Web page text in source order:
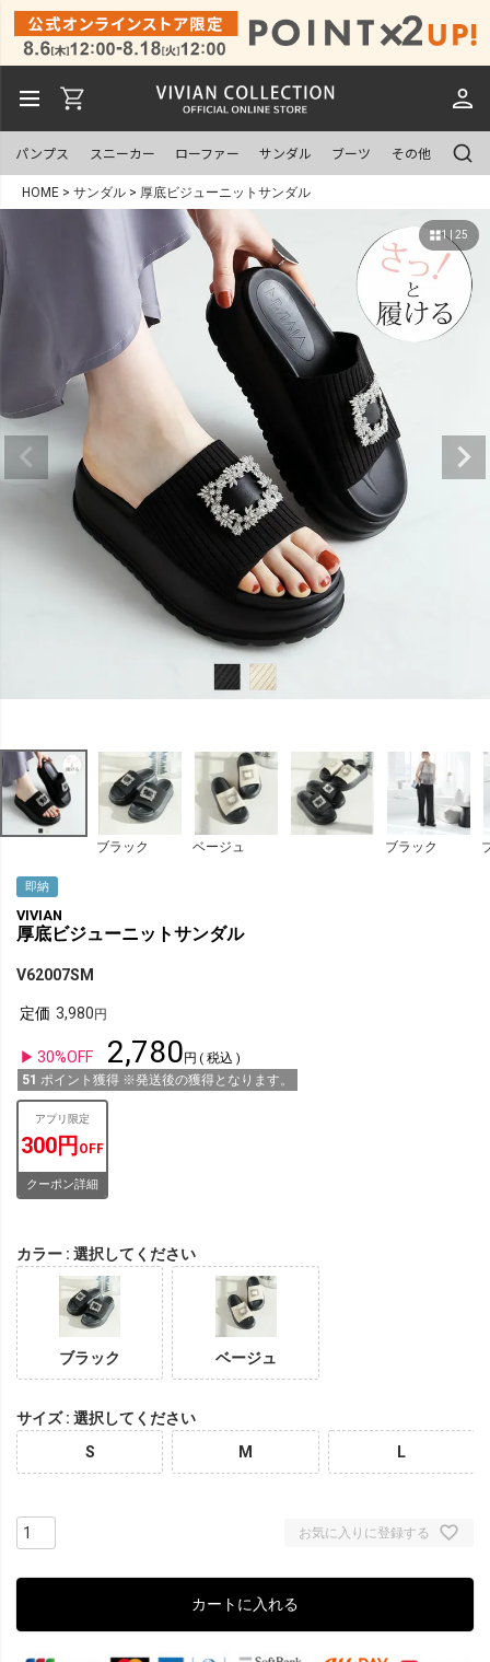
パンプス スニーカー ローファー サンダル ブーツ その他
HOME サンダル 厚底ビジューニットサンダル
1 | 25
ブラック ベージュ ブラック
即納
VIVIAN
厚底ビジューニットサンダル
V62007SM
定価 3,980
30%OFF 2,780
税込
51 ポイント獲得 ※発送後の獲得となります。
アプリ限定
300円 OFF
クーポン詳細
カラー 選択してください
ブラック ベージュ
サイズ
選択してください
S
M L
お気に入りに登録する
カートに入れる